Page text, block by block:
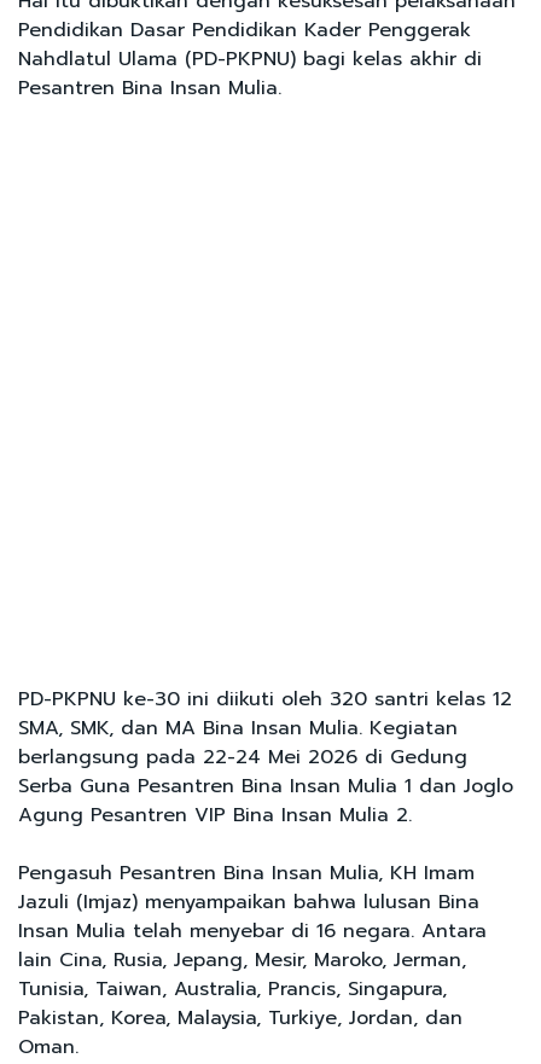
Pendidikan Dasar Pendidikan Kader Penggerak
Nahdlatul Ulama (PD-PKPNU) bagi kelas akhir di
Pesantren Bina Insan Mulia.
PD-PKPNU ke-30 ini diikuti oleh 320 santri kelas 12
SMA, SMK, dan MA Bina Insan Mulia. Kegiatan
berlangsung pada 22-24 Mei 2026 di Gedung
Serba Guna Pesantren Bina Insan Mulia 1 dan Joglo
Agung Pesantren VIP Bina Insan Mulia 2.
Pengasuh Pesantren Bina Insan Mulia, KH Imam
Jazuli (Imjaz) menyampaikan bahwa lulusan Bina
Insan Mulia telah menyebar di 16 negara. Antara
lain Cina, Rusia, Jepang, Mesir, Maroko, Jerman,
Tunisia, Taiwan, Australia, Prancis, Singapura,
Pakistan, Korea, Malaysia, Turkiye, Jordan, dan
Oman.